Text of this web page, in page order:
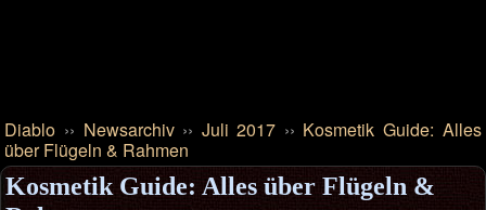
Diablo ›› Newsarchiv›› Juli 2017 ›› Kosmetik Guide: Alles
über Flügeln & Rahmen
Kosmetik Guide: Alles über Flügeln &